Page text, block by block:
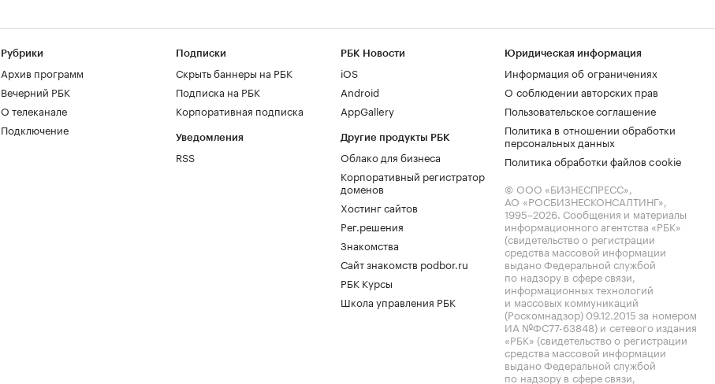
Рубрики
Архив программ
Вечерний РБК
О телеканале
Подключение
Подписки
Скрыть баннеры на РБК
Подписка на РБК
Корпоративная подписка
Уведомления
RSS
РБК Новости
iOS
Android
AppGallery
Другие продукты РБК
Облако для бизнеса
Корпоративный регистратор
доменов
Хостинг сайтов
Рег.решения
Знакомства
Сайт знакомств podbor.ru
РБК Курсы
Школа управления РБК
Юридическая информация
Информация об ограничениях
О соблюдении авторских прав
Пользовательское соглашение
Политика в отношении обработки
персональных данных
Политика обработки файлов cookie
© ООО «БИЗНЕСПРЕСС»,
АО «РОСБИЗНЕСКОНСАЛТИНГ»,
1995–2026. Сообщения и материалы
информационного агентства «РБК»
(свидетельство о регистрации
средства массовой информации
выдано Федеральной службой
по надзору в сфере связи,
информационных технологий
и массовых коммуникаций
(Роскомнадзор) 09.12.2015 за номером
ИА №ФС77-63848) и сетевого издания
«РБК» (свидетельство о регистрации
средства массовой информации
выдано Федеральной службой
по надзору в сфере связи,